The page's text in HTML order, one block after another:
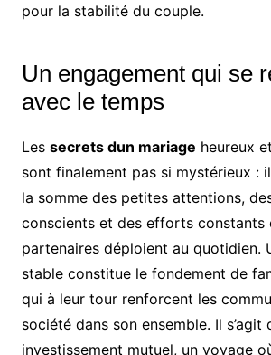
pour la stabilité du couple.
Un engagement qui se
avec le temps
Les secrets dun mariage heureux
sont finalement pas si mystérieux :
la somme des petites attentions,
conscients et des efforts constants
partenaires déploient au quotidien.
stable constitue le fondement de
qui à leur tour renforcent les
société dans son ensemble. Il s’agit
investissement mutuel, un voyage où